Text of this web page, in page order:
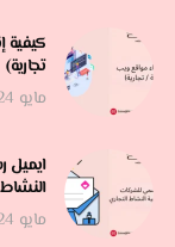
كيفية
تجارية)
مايو 24, 2026
مايو 24, 2026